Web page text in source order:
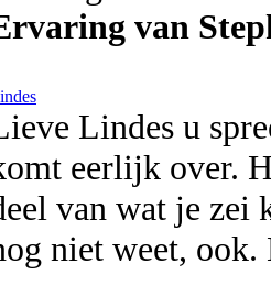
van
Lindes u
eerlijk over.
van wat je zei
niet weet,